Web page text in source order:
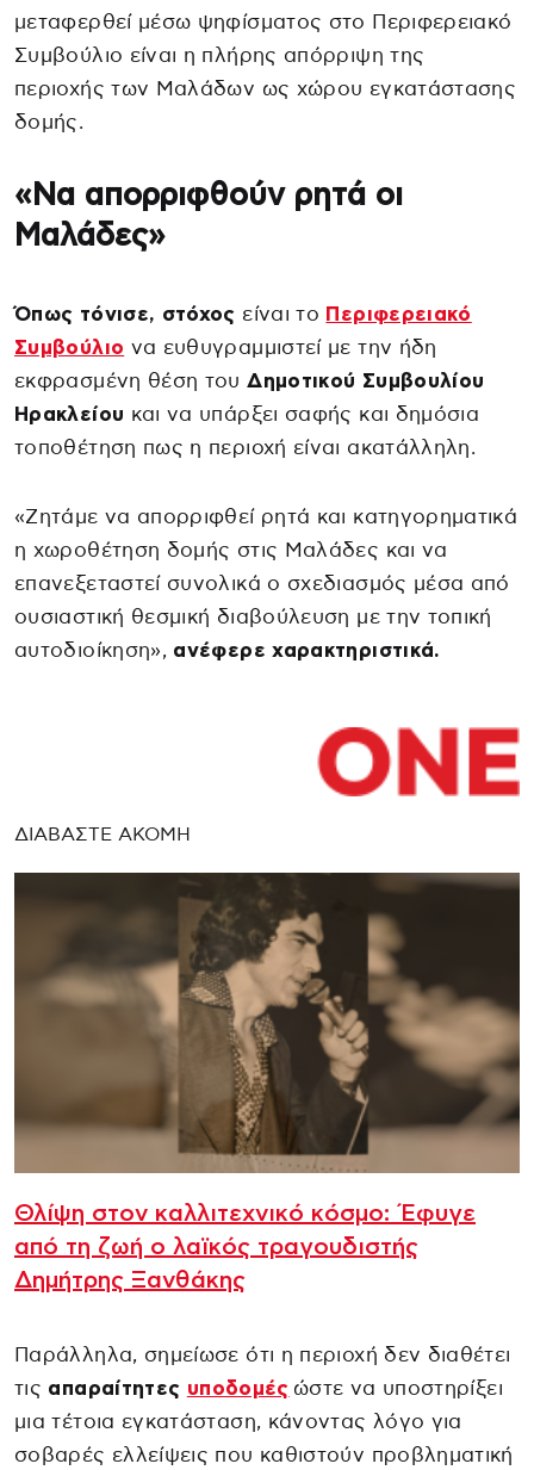
μεταφερθεί μέσω ψηφίσματος στο Περιφερειακό
Συμβούλιο είναι η πλήρης απόρριψη της
περιοχής των Μαλάδων ως χώρου εγκατάστασης
δομής.
«Να απορριφθούν ρητά οι
Μαλάδες»
Όπως τόνισε, στόχος είναι το Περιφερειακό
Συμβούλιο να ευθυγραμμιστεί με την ήδη
εκφρασμένη θέση τουΔημοτικού Συμβουλίου
Ηρακλείου και να υπάρξει σαφής και δημόσια
τοποθέτηση πως η περιοχή είναι ακατάλληλη.
«Ζητάμε να απορριφθεί ρητά και κατηγορηματικά
η χωροθέτηση δομής στις Μαλάδες και να
επανεξεταστεί συνολικά ο σχεδιασμός μέσα από
ουσιαστική θεσμική διαβούλευση με την τοπική
αυτοδιοίκηση», ανέφερε χαρακτηριστικά.
ΔΙΑΒΑΣΤΕ ΑΚΟΜΗ
Θλίψη στον καλλιτεχνικό κόσμο: Έφυγε
από τη ζωή ο λαϊκός τραγουδιστής
Δημήτρης Ξανθάκης
Παράλληλα, σημείωσε ότι η περιοχή δεν διαθέτει
τις απαραίτητες υποδομές ώστε να υποστηρίξει
μια τέτοια εγκατάσταση, κάνοντας λόγο για
σοβαρές ελλείψεις που καθιστούν προβληματική